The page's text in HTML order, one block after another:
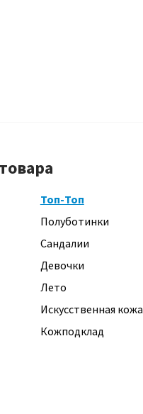
Топ-Топ
Полуботинки
Сандалии
Девочки
Лето
Искусственная кожа
Кожподклад